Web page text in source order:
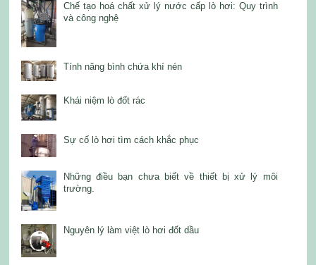
Chế tạo hoá chất xử lý nước cấp lò hơi: Quy trình
và công nghệ
Tính năng bình chứa khí nén
Khái niệm lò đốt rác
Sự cố lò hơi tìm cách khắc phục
Những điều bạn chưa biết về thiết bị xử lý môi
trường.
Nguyên lý làm việt lò hơi đốt dầu